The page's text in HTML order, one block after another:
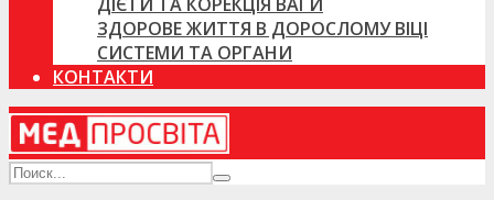
ЗДОРОВЕ ЖИТТЯ В ДОРОСЛОМУ ВІЦІ
СИСТЕМИ ТА ОРГАНИ
КОНТАКТИ